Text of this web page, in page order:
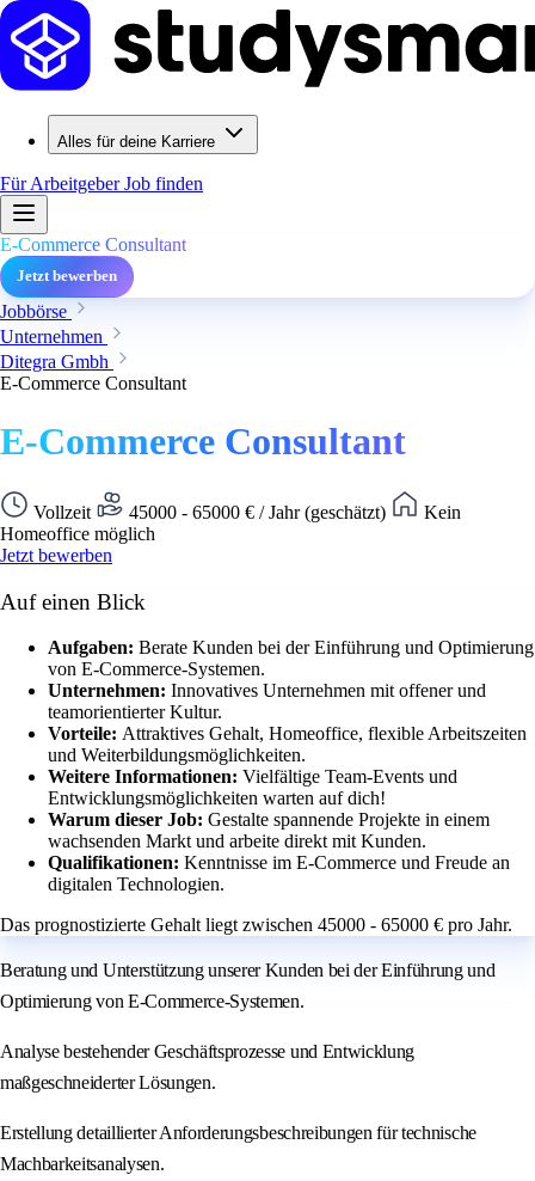
Alles für deine Karriere
Für ArbeitgeberJob finden
E-Commerce Consultant
Jetzt bewerben
Jobbörse
Unternehmen
Ditegra Gmbh
E-Commerce Consultant
E-Commerce Consultant
Vollzeit 45000 - 65000 € / Jahr (geschätzt)
Kein
Homeoffice möglich
Jetzt bewerben
Auf einen Blick
Aufgaben: Berate Kunden bei der Einführung und Optimierung
von E-Commerce-Systemen.
Unternehmen: Innovatives Unternehmen mit offener und
teamorientierter Kultur.
Vorteile: Attraktives Gehalt, Homeoffice, flexible Arbeitszeiten
und Weiterbildungsmöglichkeiten.
Weitere Informationen: Vielfältige Team-Events und
Entwicklungsmöglichkeiten warten auf dich!
Warum dieser Job: Gestalte spannende Projekte in einem
wachsenden Markt und arbeite direkt mit Kunden.
Qualifikationen: Kenntnisse im E-Commerce und Freude an
digitalen Technologien.
Das prognostizierte Gehalt liegt zwischen 45000 - 65000 € pro Jahr.
Beratung und Unterstützung unserer Kunden bei der Einführung und
Optimierung von E-Commerce-Systemen.
Analyse bestehender Geschäftsprozesse und Entwicklung
maßgeschneiderter Lösungen.
Erstellung detaillierter Anforderungsbeschreibungen für technische
Machbarkeitsanalysen.